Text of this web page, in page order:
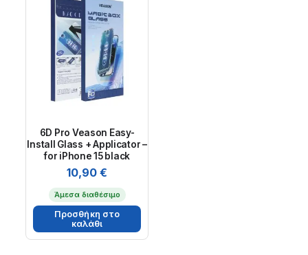
6D Pro Veason Easy-
Install Glass + Applicator –
for iPhone 15 black
10,90€
Άμεσα διαθέσιμο
Προσθήκη στο
καλάθι